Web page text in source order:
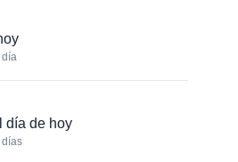
día
día de hoy
días